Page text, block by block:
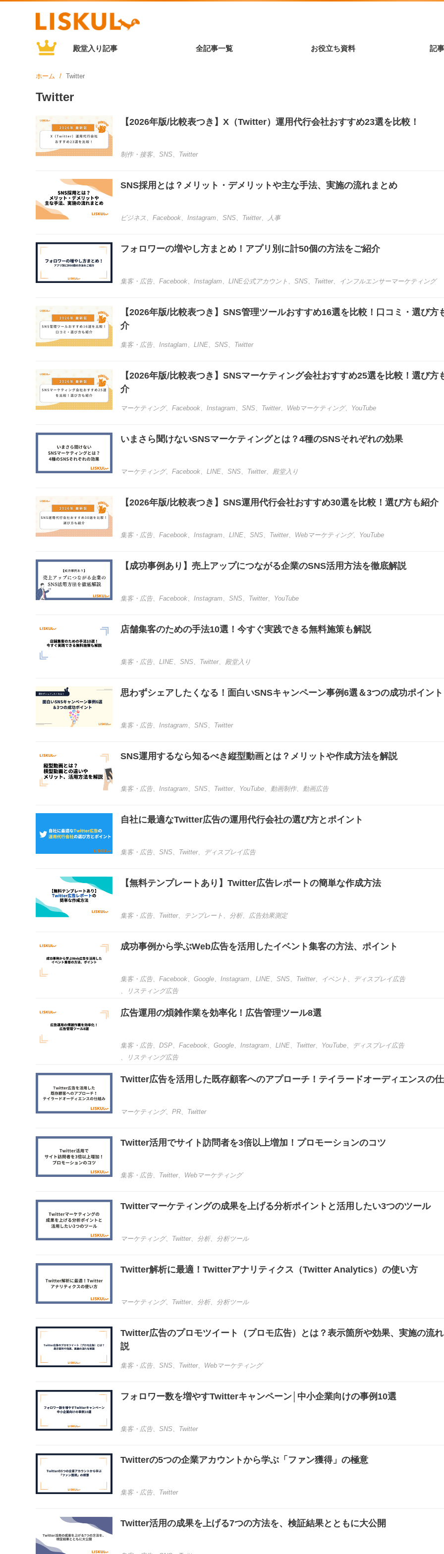
殿堂入り記事 全記事一覧 お役立ち資料 記
ホーム Twitter
Twitter
【2026年版/比較表つき】X（Twitter）運用代行会社おすすめ23選を比較！
制作・接客、 SNS、 Twitter
SNS採用とは？メリット・デメリットや主な手法、実施の流れまとめ
ビジネス 、 Facebook、 Instagram 、 SNS、 Twitter、 人事
フォロワーの増やし方まとめ！アプリ別に計50個の方法をご紹介
集客・広告、 Facebook、 Instaglam 、 LINE公式アカウント 、 SNS、 Twitter、 インフルエンサーマーケティング
【2026年版/比較表つき】SNS管理ツールおすすめ16選を比較！口コミ・選び方
介
集客・広告、 Instaglam 、 LINE、 SNS、 Twitter
【2026年版/比較表つき】SNSマーケティング会社おすすめ25選を比較！選び方
介
マーケティング、 Facebook、 Instagram 、 SNS、 Twitter、 Webマーケティング、 YouTube
いまさら聞けないSNSマーケティングとは？4種のSNSそれぞれの効果
マーケティング、 Facebook、 LINE、 SNS、 Twitter、 殿堂入り
【2026年版/比較表つき】SNS運用代行会社おすすめ30選を比較！選び方も紹介
集客・広告、 Facebook、 Instagram 、 LINE、 SNS、 Twitter、 Webマーケティング、 YouTube
【成功事例あり】売上アップにつながる企業のSNS活用方法を徹底解説
集客・広告、 Facebook、 Instagram 、 SNS、 Twitter、 YouTube
店舗集客のための手法10選！今すぐ実践できる無料施策も解説
集客・広告、 LINE、 SNS、 Twitter、 殿堂入り
思わずシェアしたくなる！面白いSNSキャンペーン事例6選＆3つの成功ポイント
集客・広告、 Instagram 、 SNS、 Twitter
SNS運用するなら知るべき縦型動画とは？メリットや作成方法を解説
集客・広告、 Instagram 、 SNS、 Twitter、 YouTube、 動画制作、 動画広告
自社に最適なTwitter広告の運用代行会社の選び方とポイント
集客・広告、 SNS、 Twitter、 ディスプレイ広告
【無料テンプレートあり】Twitter広告レポートの簡単な作成方法
集客・広告、 Twitter、 テンプレート 、 分析、 広告効果測定
成功事例から学ぶWeb広告を活用したイベント集客の方法、ポイント
集客・広告、 Facebook、 Google、 Instagram 、 LINE、 SNS、 Twitter、 イベント 、
ディスプレイ広告
、
リスティング広告
広告運用の煩雑作業を効率化！広告管理ツール8選
集客・広告、 DSP、 Facebook、 Google、 Instagram 、 LINE、 Twitter、 YouTube、
ディスプレイ広告
、
リスティング広告
Twitter広告を活用した既存顧客へのアプローチ！テイラードオーディエンスの
マーケティング、 PR、 Twitter
Twitter活用でサイト訪問者を3倍以上増加！プロモーションのコツ
集客・広告、 Twitter、 Webマーケティング
Twitterマーケティングの成果を上げる分析ポイントと活用したい3つのツール
マーケティング、 Twitter、 分析、 分析ツール
Twitter解析に最適！Twitterアナリティクス（Twitter Analytics）の使い方
マーケティング、 Twitter、 分析、 分析ツール
Twitter広告のプロモツイート（プロモ広告）とは？表示箇所や効果、実施の流
説
集客・広告、 SNS、 Twitter、 Webマーケティング
フォロワー数を増やすTwitterキャンペーン│中小企業向けの事例10選
集客・広告、 SNS、 Twitter
Twitterの5つの企業アカウントから学ぶ「ファン獲得」の極意
集客・広告、 Twitter
Twitter活用の成果を上げる7つの方法を、検証結果とともに大公開